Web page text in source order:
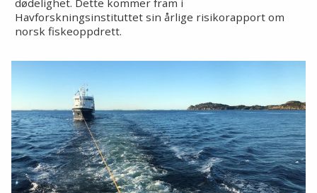
dødelighet. Dette kommer fram i
Havforskningsinstituttet sin årlige risikorapport om
norsk fiskeoppdrett.